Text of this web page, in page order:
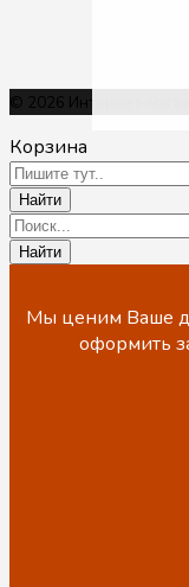
© 2026 Интернет-
Корзина
Мы ценим Ваше
оформить